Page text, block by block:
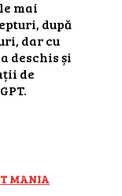
mai
după
dar cu
deschis și
de
MANIA